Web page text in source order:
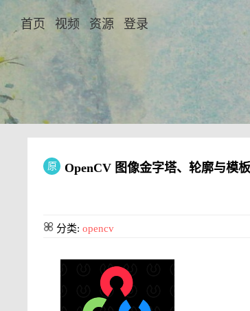
首页 视频 资源 登录
原 OpenCV 图像金字塔、轮廓与模
分类: opencv